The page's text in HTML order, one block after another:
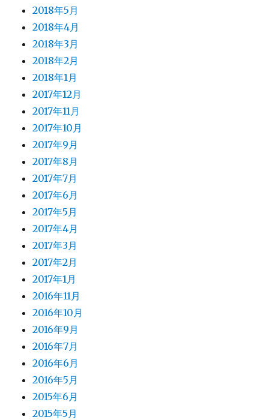
2018年5月
2018年4月
2018年3月
2018年2月
2018年1月
2017年12月
2017年11月
2017年10月
2017年9月
2017年8月
2017年7月
2017年6月
2017年5月
2017年4月
2017年3月
2017年2月
2017年1月
2016年11月
2016年10月
2016年9月
2016年7月
2016年6月
2016年5月
2015年6月
2015年5月